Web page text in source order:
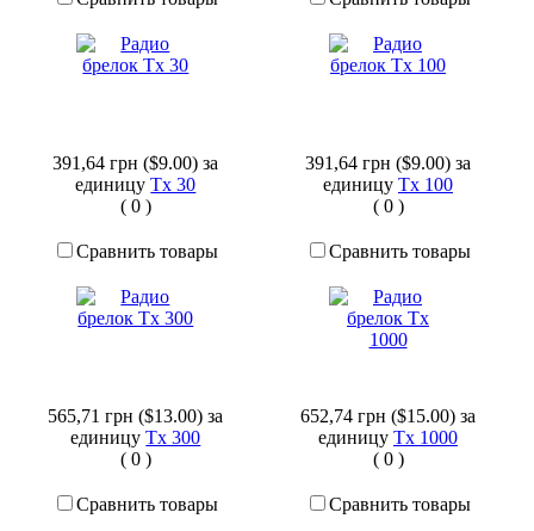
391,64 грн ($9.00)за
единицу Tx 30
(0 )
Сравнить товары
391,64 грн ($9.00) за
единицу Tx 100
(0 )
Сравнить товары
565,71 грн ($13.00)за
единицу Tx 300
(0 )
Сравнить товары
652,74 грн ($15.00) за
единицу Tx 1000
(0 )
Сравнить товары